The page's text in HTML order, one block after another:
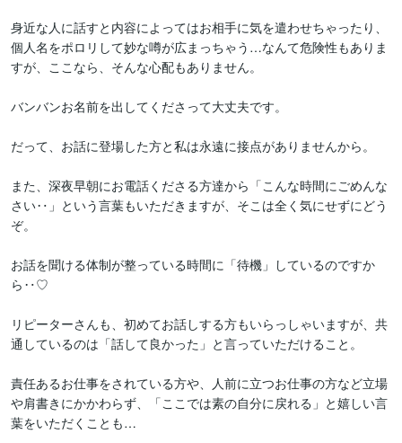
身近な人に話すと内容によってはお相手に気を遣わせちゃったり、
個人名をポロリして妙な噂が広まっちゃう…なんて危険性もありま
すが、ここなら、そんな心配もありません。
バンバンお名前を出してくださって大丈夫です。
だって、お話に登場した方と私は永遠に接点がありませんから。
また、深夜早朝にお電話くださる方達から「こんな時間にごめんな
さい‥」という言葉もいただきますが、そこは全く気にせずにどう
ぞ。
お話を聞ける体制が整っている時間に「待機」しているのですか
ら‥♡
リピーターさんも、初めてお話しする方もいらっしゃいますが、共
通しているのは「話して良かった」と言っていただけること。
責任あるお仕事をされている方や、人前に立つお仕事の方など立場
や肩書きにかかわらず、「ここでは素の自分に戻れる」と嬉しい言
葉をいただくことも…